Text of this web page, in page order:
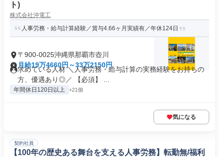
ト)
株式会社沖電工
人事労務・給与計算経験／賞与4.66ヶ月実績有／年休124日
〒900-0025沖縄県那覇市壺川
月給19万4660円～33万2150円
求めている人材 ＼人事労務・給与計算の実務経験をお持ちの
方、優遇あり◎／ 【必須】 ...
年間休日120日以上 +21個
気になる
契約社員
【100年の歴史ある舞台を支える人事労務】転勤無/福利